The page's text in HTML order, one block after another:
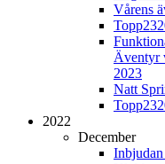
Vårens
Äventyr
2023
Natt
2022
December